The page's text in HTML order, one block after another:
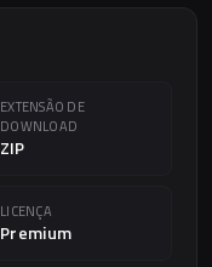
EXTENSÃO DE
DOWNLOAD
ZIP
LICENÇA
Premium